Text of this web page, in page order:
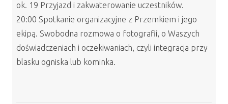
ok. 19 Przyjazd i zakwaterowanie uczestników.
20:00 Spotkanie organizacyjne z Przemkiem i jego
ekipą. Swobodna rozmowa o fotografii, o Waszych
doświadczeniach i oczekiwaniach, czyli integracja przy
blasku ogniska lub kominka.